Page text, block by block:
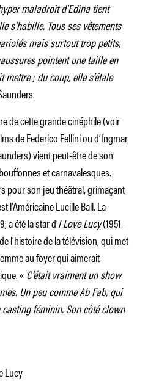
maladroit d’Edina tient
s’habille. Tous ses vêtements
mais surtout trop petits,
pointent une taille en
mettre ; du coup, elle s’étale
de cette grande cinéphile (voir
de Federico Fellini ou d’Ingmar
vient peut-être de son
et carnavalesques.
pour son jeu théâtral, grimaçant
l’Américaine Lucille Ball. La
a été la star d’I Love Lucy(1951-
l’histoire de la télévision, qui met
au foyer qui aimerait
«C’était vraiment un show
Un peu comme Ab Fab, qui
féminin. Son côté clown
Lucy